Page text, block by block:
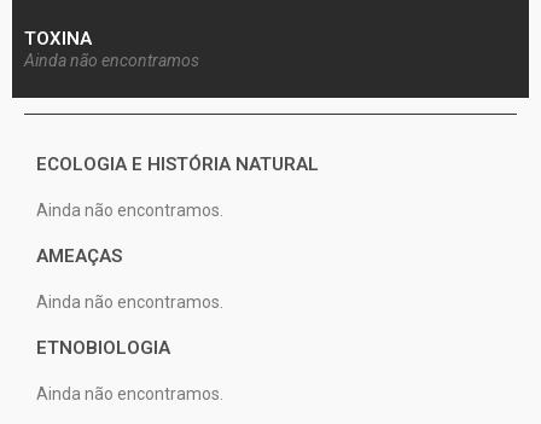
TOXINA
Ainda não encontramos
ECOLOGIA E HISTÓRIA NATURAL
Ainda não encontramos.
AMEAÇAS
Ainda não encontramos.
ETNOBIOLOGIA
Ainda não encontramos.